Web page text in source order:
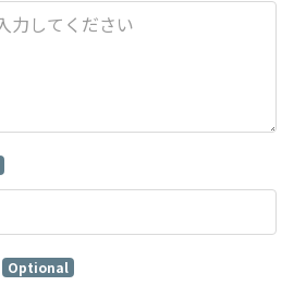
Optional